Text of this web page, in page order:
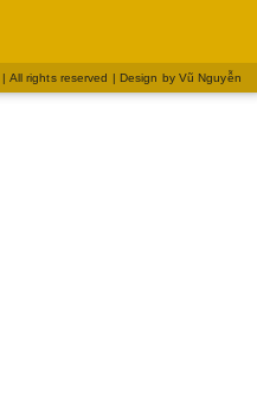
| All rights reserved | Design by Vũ Nguyễn